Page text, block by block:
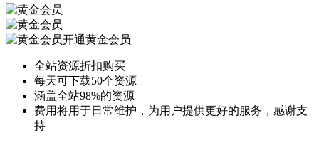
开通黄金会员
全站资源折扣购买
每天可下载50个资源
涵盖全站98%的资源
费用将用于日常维护，为用户提供更好的服务，感谢支
持